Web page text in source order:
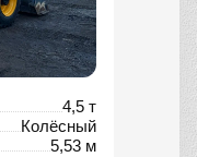
4,5 т
Колёсный
5,53 м